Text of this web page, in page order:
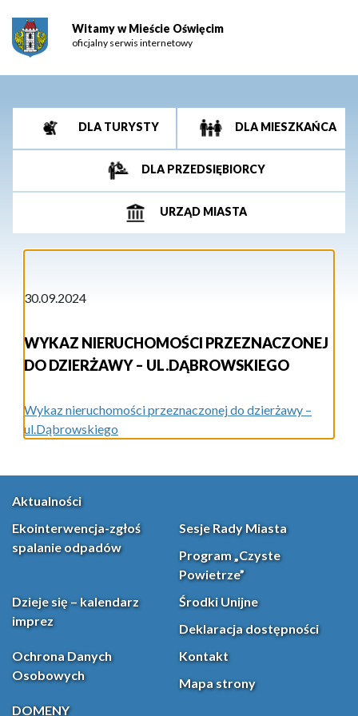
Witamy w Mieście Oświęcim
oficjalny serwis internetowy
DLA TURYSTY DLA MIESZKAŃCA
DLA PRZEDSIĘBIORCY
URZĄD MIASTA
30.09.2024
WYKAZ NIERUCHOMOŚCI PRZEZNACZONEJ
DO DZIERŻAWY – UL.DĄBROWSKIEGO
Wykaz nieruchomości przeznaczonej do dzierżawy –
ul.Dąbrowskiego
Aktualności
Ekointerwencja-zgłoś
spalanie odpadów
Sesje Rady Miasta
Program „Czyste
Powietrze”
Dzieje się – kalendarz
imprez
Środki Unijne
Deklaracja dostępności
Ochrona Danych
Osobowych
Kontakt
Mapa strony
DOMENY